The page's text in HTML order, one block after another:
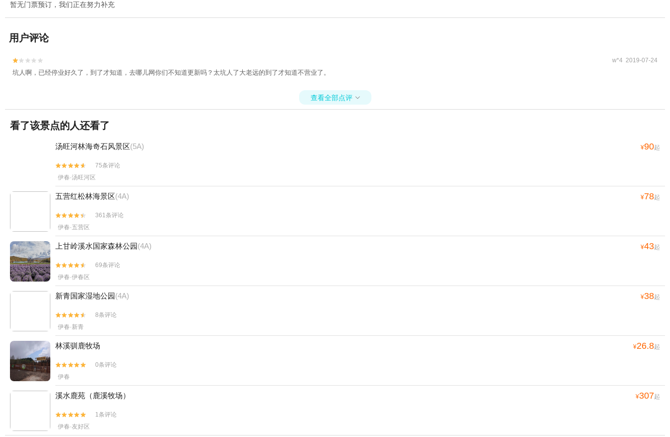
暂无门票预订，我们正在努力补充
用户评论

 w*4 2019-07-24
坑人啊，已经停业好久了，到了才知道，去哪儿网你们不知道更新吗？太坑人了大老远的到了才知道不营业了。
查看全部点评 
看了该景点的人还看了
汤旺河林海奇石风景区(5A) ¥90起


75条评论
伊春·汤旺河区
五营红松林海景区(4A) ¥78起


361条评论
伊春·五营区
上甘岭溪水国家森林公园(4A) ¥43起


69条评论
伊春·伊春区
新青国家湿地公园(4A) ¥38起


8条评论
伊春·新青
林溪驯鹿牧场 ¥26.8起


0条评论
伊春
溪水鹿苑（鹿溪牧场） ¥307起


1条评论
伊春·友好区